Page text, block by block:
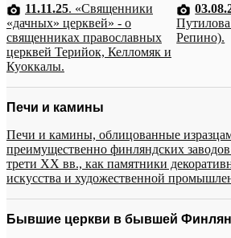
11.11.25. «Священники
«дачных» церквей» - о
священниках православных
церквей Терийок, Келломяк и
Куоккалы.
Репино).
Печи и камины
Печи и камины, облицованные
преимущественно финляндских
трети XX вв., как памятники
искусства и художественной
Бывшие церкви в бывшей